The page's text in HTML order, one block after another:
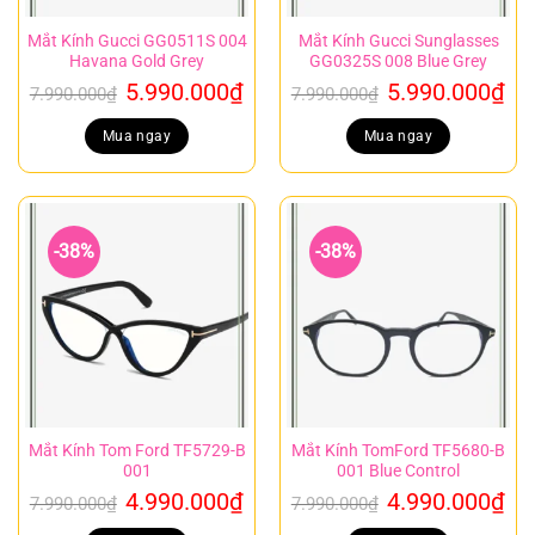
Mắt Kính Gucci GG0511S 004
Havana Gold Grey
7.990.000₫ Giá
gốc
là:
7.990.000₫.
5.990.000₫Giá
là:
Mua ngay
Mắt Kính Gucci Sunglasses
GG0325S 008 Blue Grey
7.990.000₫ Giá
gốc
là:
7.990.000₫.
5.990.000₫
là:
Mua ngay
-38%
Mắt Kính Tom Ford TF5729-B
001
7.990.000₫ Giá
gốc
4.990.000₫Giá
-38%
Mắt Kính TomFord TF5680-B
001 Blue Control
7.990.000₫ Giá
gốc
4.990.000₫